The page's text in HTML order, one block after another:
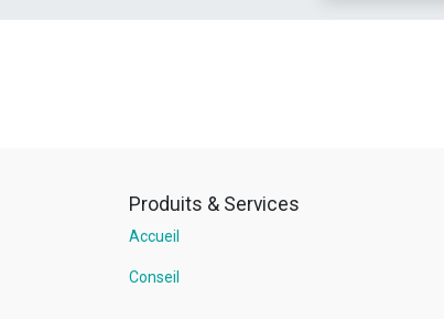
Produits & Services
Accueil
Conseil